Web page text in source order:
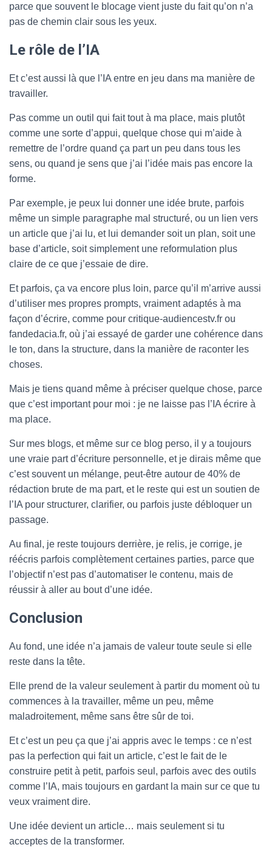
parce que souvent le blocage vient juste du fait qu’on n’a
pas de chemin clair sous les yeux.
Le rôle de l’IA
Et c’est aussi là que l’IA entre en jeu dans ma manière de
travailler.
Pas comme un outil qui fait tout à ma place, mais plutôt
comme une sorte d’appui, quelque chose qui m’aide à
remettre de l’ordre quand ça part un peu dans tous les
sens, ou quand je sens que j’ai l’idée mais pas encore la
forme.
Par exemple, je peux lui donner une idée brute, parfois
même un simple paragraphe mal structuré, ou un lien vers
un article que j’ai lu, et lui demander soit un plan, soit une
base d’article, soit simplement une reformulation plus
claire de ce que j’essaie de dire.
Et parfois, ça va encore plus loin, parce qu’il m’arrive aussi
d’utiliser mes propres prompts, vraiment adaptés à ma
façon d’écrire, comme pour critique-audiencestv.fr ou
fandedacia.fr, où j’ai essayé de garder une cohérence dans
le ton, dans la structure, dans la manière de raconter les
choses.
Mais je tiens quand même à préciser quelque chose, parce
que c’est important pour moi : je ne laisse pas l’IA écrire à
ma place.
Sur mes blogs, et même sur ce blog perso, il y a toujours
une vraie part d’écriture personnelle, et je dirais même que
c’est souvent un mélange, peut-être autour de 40% de
rédaction brute de ma part, et le reste qui est un soutien de
l’IA pour structurer, clarifier, ou parfois juste débloquer un
passage.
Au final, je reste toujours derrière, je relis, je corrige, je
réécris parfois complètement certaines parties, parce que
l’objectif n’est pas d’automatiser le contenu, mais de
réussir à aller au bout d’une idée.
Conclusion
Au fond, une idée n’a jamais de valeur toute seule si elle
reste dans la tête.
Elle prend de la valeur seulement à partir du moment où tu
commences à la travailler, même un peu, même
maladroitement, même sans être sûr de toi.
Et c’est un peu ça que j’ai appris avec le temps : ce n’est
pas la perfection qui fait un article, c’est le fait de le
construire petit à petit, parfois seul, parfois avec des outils
comme l’IA, mais toujours en gardant la main sur ce que tu
veux vraiment dire.
Une idée devient un article… mais seulement si tu
acceptes de la transformer.